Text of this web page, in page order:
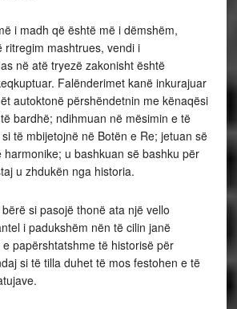
i madh që është më i dëmshëm,
ritregim mashtrues, vendi i
në atë tryezë zakonisht është
Falënderimet kanë inkurajuar
autoktonë përshëndetnin me kënaqësi
bardhë; ndihmuan në mësimin e të
të mbijetojnë në Botën e Re; jetuan së
u bashkuan së bashku për
u zhdukën nga historia.
si pasojë thonë ata një vello
i padukshëm nën të cilin janë
papërshtatshme të historisë për
si të tilla duhet të mos festohen e të